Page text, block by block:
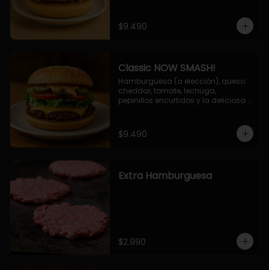
$9.490
Classic NOW SMASH!
Hamburguesa (a elección), queso
cheddar, tomate, lechuga,
pepinillos encurtidos y la deliciosa
$9.490
Extra Hamburguesa
$2.990